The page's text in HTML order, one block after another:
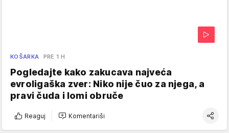
KOŠARKA PRE 1 H
Pogledajte kako zakucava najveća
evroligaška zver: Niko nije čuo za njega, a
pravi čuda i lomi obruče
Reaguj Komentariši